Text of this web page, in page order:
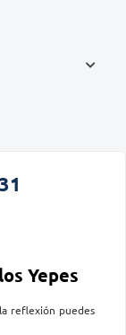
Yepes
reflexión puedes